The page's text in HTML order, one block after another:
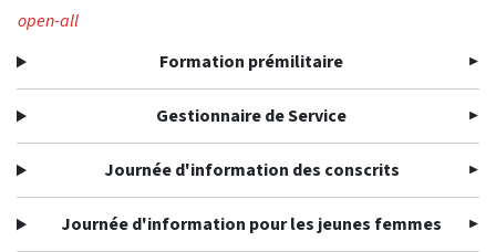
open-all
Formation prémilitaire
Gestionnaire de Service
Journée d'information des conscrits
Journée d'information pour les jeunes femmes